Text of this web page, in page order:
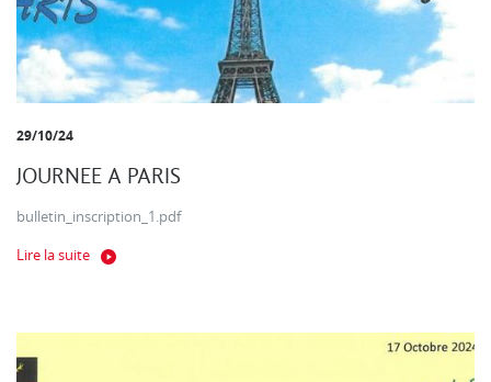
29/10/24
JOURNEE A PARIS
bulletin_inscription_1.pdf
Lire la suite